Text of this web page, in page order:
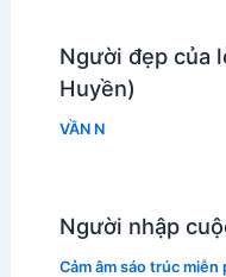
Người đẹp của
Huyền)
VẦN N
Người nhập
Cảm âm sáo trúc miễn